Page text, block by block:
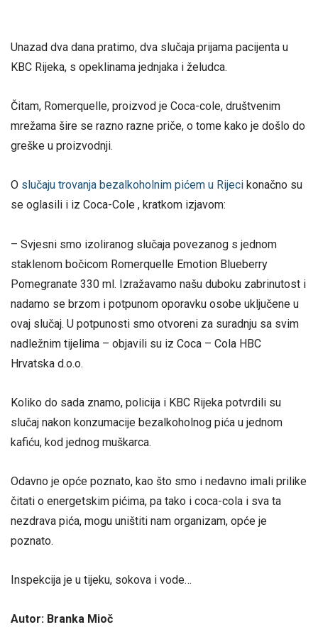
Unazad dva dana pratimo, dva slučaja prijama pacijenta u
KBC Rijeka, s opeklinama jednjaka i želudca.
Čitam, Romerquelle, proizvod je Coca-cole, društvenim
mrežama šire se razno razne priče, o tome kako je došlo do
greške u proizvodnji.
O slučaju trovanja bezalkoholnim pićem u Rijeci konačno su
se oglasili i iz Coca-Cole , kratkom izjavom:
– Svjesni smo izoliranog slučaja povezanog s jednom
staklenom bočicom Romerquelle Emotion Blueberry
Pomegranate 330 ml. Izražavamo našu duboku zabrinutost i
nadamo se brzom i potpunom oporavku osobe uključene u
ovaj slučaj. U potpunosti smo otvoreni za suradnju sa svim
nadležnim tijelima – objavili su iz Coca – Cola HBC
Hrvatska d.o.o.
Koliko do sada znamo, policija i KBC Rijeka potvrdili su
slučaj nakon konzumacije bezalkoholnog pića u jednom
kafiću, kod jednog muškarca.
Odavno je opće poznato, kao što smo i nedavno imali prilike
čitati o energetskim pićima, pa tako i coca-cola i sva ta
nezdrava pića, mogu uništiti nam organizam, opće je
poznato.
Inspekcija je u tijeku, sokova i vode…
Autor: Branka Mioč